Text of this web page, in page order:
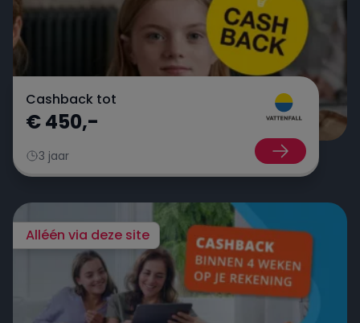
Cashback tot
€ 450,-
3 jaar
Alléén via deze site